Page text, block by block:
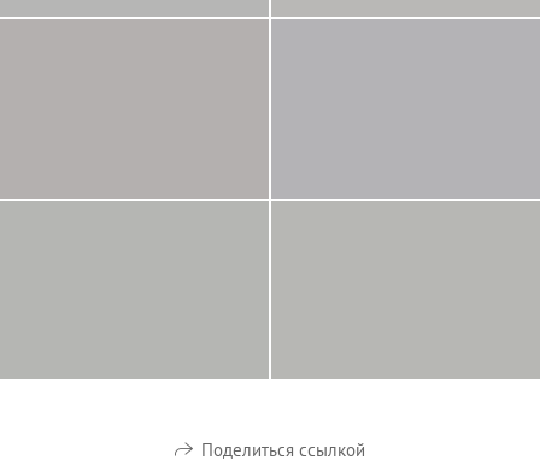
Поделиться ссылкой